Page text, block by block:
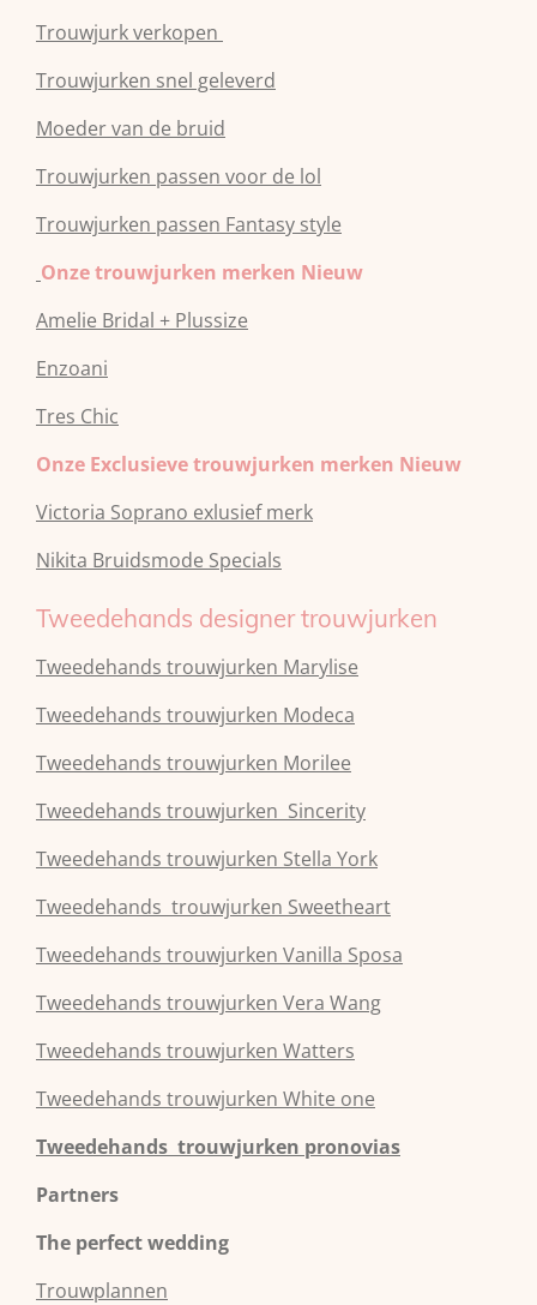
Trouwjurk verkopen
Trouwjurken snel geleverd
Moeder van de bruid
Trouwjurken passen voor de lol
Trouwjurken passen Fantasy style
Onze trouwjurken merken Nieuw
Amelie Bridal + Plussize
Enzoani
Tres Chic
Onze Exclusieve trouwjurken merken Nieuw
Victoria Soprano exlusief merk
Nikita Bruidsmode Specials
Tweedehands designer trouwjurken
Tweedehands trouwjurken Marylise
Tweedehands trouwjurken Modeca
Tweedehands trouwjurken Morilee
Tweedehands trouwjurken Sincerity
Tweedehands trouwjurken Stella York
Tweedehands trouwjurken Sweetheart
Tweedehands trouwjurken Vanilla Sposa
Tweedehands trouwjurken Vera Wang
Tweedehands trouwjurken Watters
Tweedehands trouwjurken White one
Tweedehands trouwjurken pronovias
Partners
The perfect wedding
Trouwplannen